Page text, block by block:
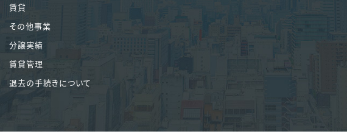
賃貸
その他事業
分譲実績
賃貸管理
退去の手続きについて